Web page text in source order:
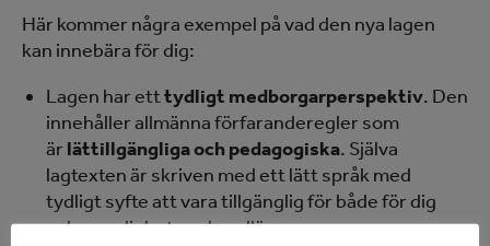
Här kommer några exempel på vad den nya lagen
kan innebära för dig:
Lagen har etttydligt medborgarperspektiv. Den
innehåller allmänna förfaranderegler som
är lättillgängliga och pedagogiska. Själva
lagtexten är skriven med ett lätt språk med
tydligt syfte att vara tillgänglig för både för dig
och myndighetens handläggare.